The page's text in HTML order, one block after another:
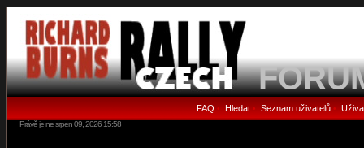
FAQ • Hledat• Seznam uživatelů•
Právě je ne srpen 09, 2026 15:58